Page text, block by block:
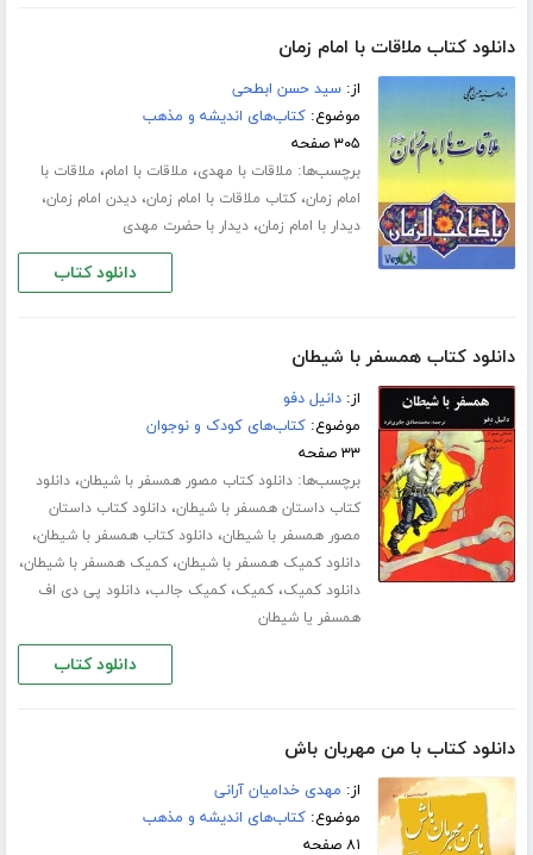
دانلود کتاب ملاقات با امام زمان
از:سید حسن ابطحی
موضوع:کتاب‌های اندیشه و مذهب
۳۰۵ صفحه
برچسب‌ها: ملاقات با مهدی، ملاقات با امام، ملاقات با
امام زمان،کتاب ملاقات با امام زمان،دیدن امام زمان،
دیدار با امام زمان،دیدار با حضرت مهدی
دانلود کتاب
دانلود کتاب همسفر با شیطان
از:دانیل دفو
موضوع:کتاب‌های کودک و نوجوان
۳۳ صفحه
برچسب‌ها:دانلود کتاب مصور همسفر با شیطان،دانلود
کتاب داستان همسفر با شیطان،دانلود کتاب داستان
مصور همسفر با شیطان،دانلود کتاب همسفر با شیطان،
دانلود کمیک همسفر با شیطان،کمیک همسفر با شیطان،
دانلود کمیک،کمیک،کمیک جالب،دانلود پی دی اف
همسفر یا شیطان
دانلود کتاب
دانلود کتاب با من مهربان باش
از: مهدی خدامیان آرانی
موضوع:کتاب‌های اندیشه و مذهب
۸۱ صفحه